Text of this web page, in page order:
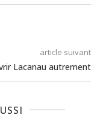
article suivant
Lacanau autrement